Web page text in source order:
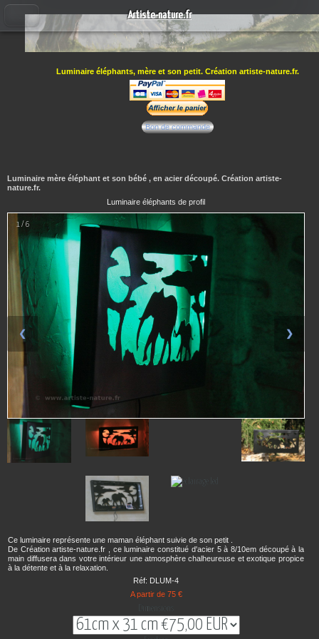
Luminaire éléphants, mère et son petit. Création artiste-nature.fr.
Bon de commande
Luminaire mère éléphant et son bébé , en acier découpé. Création artiste-
nature.fr.
Luminaire éléphants de profil
1 / 6
❮ ❯
Ce luminaire représente une maman éléphant suivie de son petit .
De Création artiste-nature.fr , ce luminaire constitué d'acier 5 à 8/10em découpé à la
main diffusera dans votre intérieur une atmosphère chalheureuse et exotique propice
à la détente et à la relaxation.
Réf: DLUM-4
A partir de 75 €
Dimensions
Artiste-nature.fr